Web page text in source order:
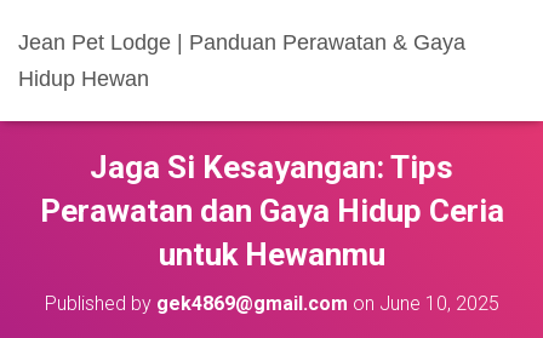
Jean Pet Lodge | Panduan Perawatan & Gaya
Hidup Hewan
Jaga Si Kesayangan: Tips
Perawatan dan Gaya Hidup Ceria
untuk Hewanmu
Published by gek4869@gmail.com on June 10, 2025